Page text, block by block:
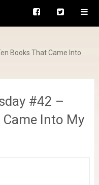
Books That Came Into
#42 –
Into My